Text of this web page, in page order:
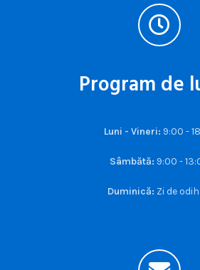
Program de
Luni - Vineri: 9:00 -
Sâmbătă: 9:00 -
Duminică: Zi de